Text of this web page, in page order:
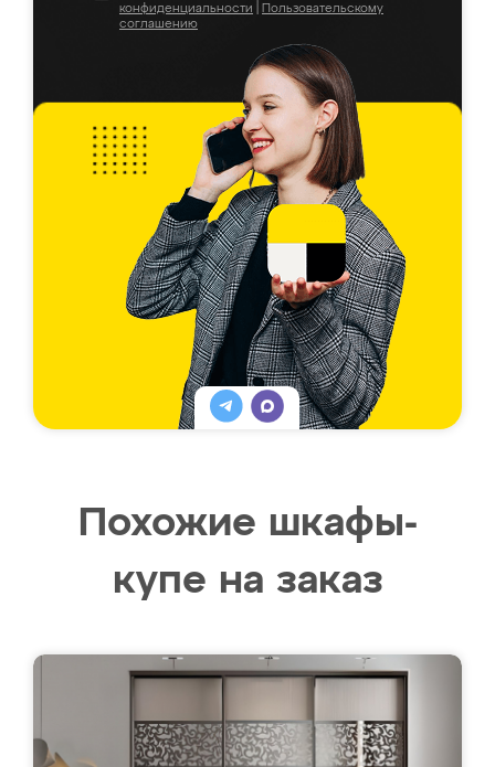
конфиденциальности
Пользовательскому
соглашению
Похожие шкафы-
купе на заказ